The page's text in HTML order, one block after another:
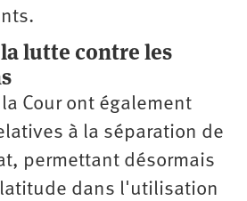
lutte contre les
Cour ont également
à la séparation de
permettant désormais
dans l'utilisation